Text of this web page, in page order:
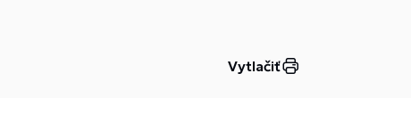
Vytlačiť